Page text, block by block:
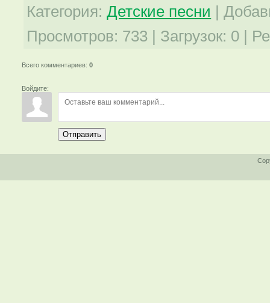
Категория: Детские песни |
Просмотров: 733 | Загрузок: 0 |
Всего комментариев:0
Войдите:
Отправить